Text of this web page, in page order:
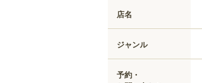
店名
ジャンル
予約・